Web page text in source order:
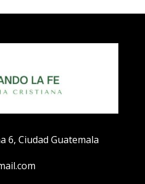
6, Ciudad Guatemala